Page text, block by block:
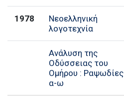
1978
Νεοελληνική
λογοτεχνία
Ανάλυση της
Οδύσσειας του
Ομήρου : Ραψωδίες
α-ω